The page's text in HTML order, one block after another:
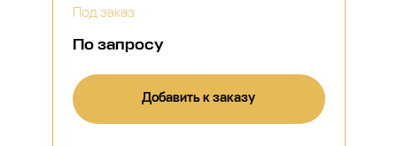
Под заказ
По запросу
Добавить к заказу